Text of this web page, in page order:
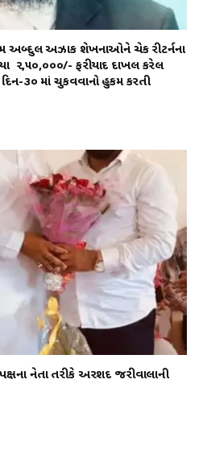
અબ્દુલ અઝાક શેખનાઓને ચેક રીટર્નના
₹ ૨,૫૦,૦૦૦/- ફરીયાદ દાખલ કરેલ
૩૦ માં ચુકવવાનો હુકમ કરતી
નેતા તરીકે અરશદ જરીવાલાની